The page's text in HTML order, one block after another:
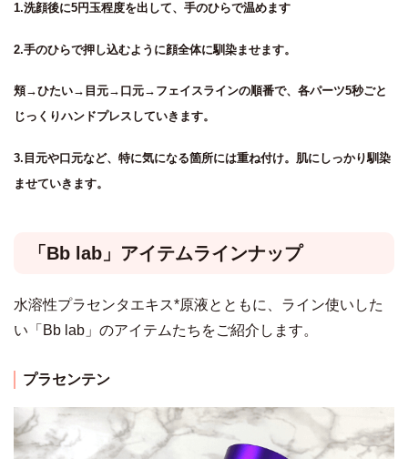
1.洗顔後に5円玉程度を出して、手のひらで温めます
2.手のひらで押し込むように顔全体に馴染ませます。
頬→ひたい→目元→口元→フェイスラインの順番で、各パーツ5秒ごと
じっくりハンドプレスしていきます。
3.目元や口元など、特に気になる箇所には重ね付け。肌にしっかり馴染
ませていきます。
「Bb lab」アイテムラインナップ
水溶性プラセンタエキス*原液とともに、ライン使いした
い「Bb lab」のアイテムたちをご紹介します。
プラセンテン